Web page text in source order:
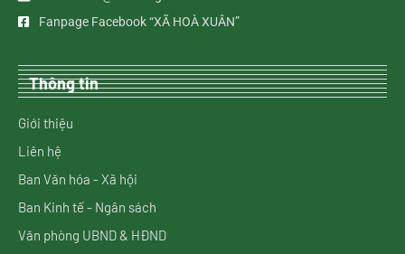
Fanpage Facebook “XÃ HOÀ XUÂN”
Thông tin
Giới thiệu
Liên hệ
Ban Văn hóa - Xã hội
Ban Kinh tế - Ngân sách
Văn phòng UBND & HĐND